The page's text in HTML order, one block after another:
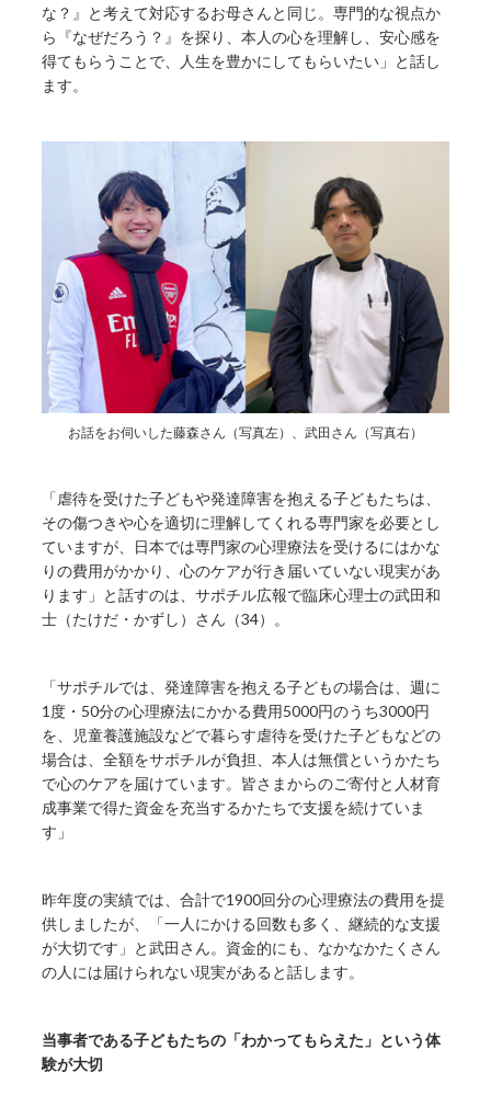
な？』と考えて対応するお母さんと同じ。専門的な視点か
ら『なぜだろう？』を探り、本人の心を理解し、安心感を
得てもらうことで、人生を豊かにしてもらいたい」と話し
ます。
お話をお伺いした藤森さん（写真左）、武田さん（写真右）
「虐待を受けた子どもや発達障害を抱える子どもたちは、
その傷つきや心を適切に理解してくれる専門家を必要とし
ていますが、日本では専門家の心理療法を受けるにはかな
りの費用がかかり、心のケアが行き届いていない現実があ
ります」と話すのは、サポチル広報で臨床心理士の武田和
士（たけだ・かずし）さん（34）。
「サポチルでは、発達障害を抱える子どもの場合は、週に
1度・50分の心理療法にかかる費用5000円のうち3000円
を、児童養護施設などで暮らす虐待を受けた子どもなどの
場合は、全額をサポチルが負担、本人は無償というかたち
で心のケアを届けています。皆さまからのご寄付と人材育
成事業で得た資金を充当するかたちで支援を続けていま
す」
昨年度の実績では、合計で1900回分の心理療法の費用を提
供しましたが、「一人にかける回数も多く、継続的な支援
が大切です」と武田さん。資金的にも、なかなかたくさん
の人には届けられない現実があると話します。
当事者である子どもたちの「わかってもらえた」という体
験が大切